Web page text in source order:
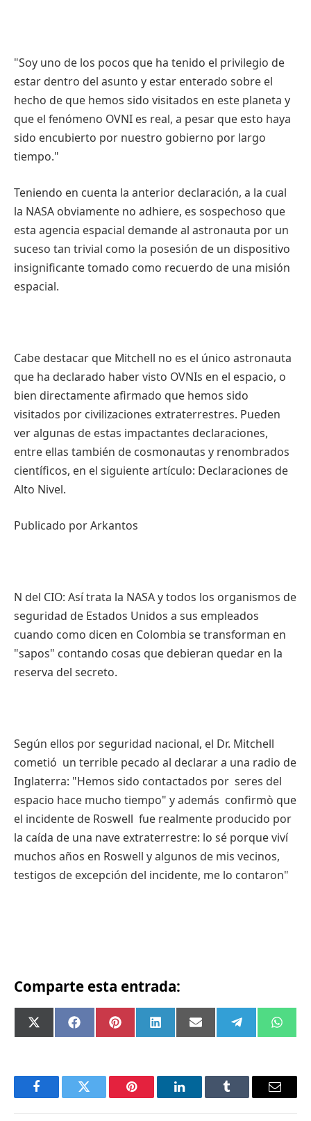
"Soy uno de los pocos que ha tenido el privilegio de
estar dentro del asunto y estar enterado sobre el
hecho de que hemos sido visitados en este planeta y
que el fenómeno OVNI es real, a pesar que esto haya
sido encubierto por nuestro gobierno por largo
tiempo."
Teniendo en cuenta la anterior declaración, a la cual
la NASA obviamente no adhiere, es sospechoso que
esta agencia espacial demandeal astronauta por un
suceso tan trivial como la posesión de un dispositivo
insignificantetomado como recuerdo de una misión
espacial.
Cabe destacar que Mitchell no es el único astronauta
que ha declarado habervisto OVNIs en el espacio, o
bien directamenteafirmado que hemos sido
visitados por civilizaciones extraterrestres. Pueden
veralgunas de estas impactantes declaraciones,
entre ellas también de cosmonautas y renombrados
científicos, en el siguienteartículo: Declaraciones de
Alto Nivel.
Publicado porArkantos
N del CIO: Asítrata la NASA ytodos los organismos de
seguridad de Estados Unidos a sus empleados
cuando como dicen en Colombia setransforman en
"sapos" contando cosas que debieran quedar en la
reserva del secreto.
Según ellos porseguridad nacional, el Dr. Mitchell
cometió un terrible pecado al declarara una radio de
Inglaterra: "Hemos sido contactados por seres del
espacio hace mucho tiempo" yademás confirmò que
el incidente de Roswell fue realmente producido por
la caída de una nave extraterrestre: lo sé porqueviví
muchos años en Roswell yalgunos de mis vecinos,
testigos de excepción del incidente, me lo contaron"
Comparte esta entrada:
Compartir
en
X
(Twitter)
Compartir
en
FacebookCompartir
en
PinterestCompartir
en
LinkedInCompartir
en
Email Compartir
en
Telegram
en
FacebookTwitter Pinterest LinkedInTumblr Email